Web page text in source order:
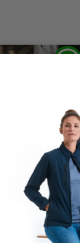
W1
- Camiseta Stretch
4 Para Mujer